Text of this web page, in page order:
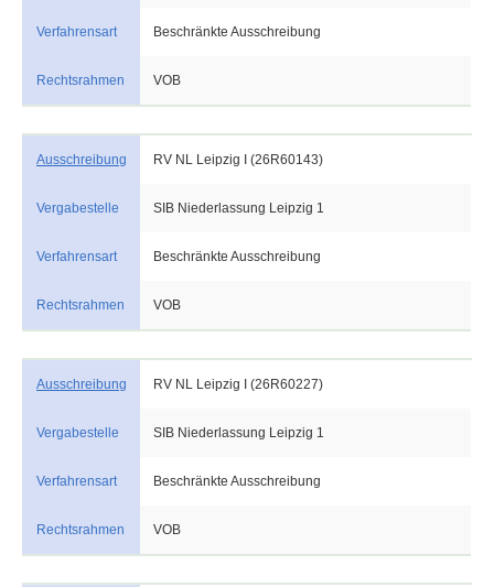
Verfahrensart Beschränkte Ausschreibung
Rechtsrahmen VOB
Ausschreibung RV NL Leipzig I (26R60143)
Vergabestelle SIB Niederlassung Leipzig 1
Verfahrensart Beschränkte Ausschreibung
Rechtsrahmen VOB
Ausschreibung RV NL Leipzig I (26R60227)
Vergabestelle SIB Niederlassung Leipzig 1
Verfahrensart Beschränkte Ausschreibung
Rechtsrahmen VOB